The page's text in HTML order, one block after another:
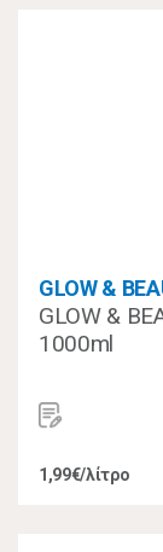
GLOW &
GLOW &
1000ml
1,99€/λίτρο